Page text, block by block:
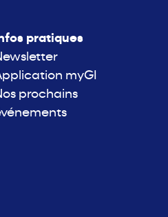
pratiques
myGI
prochains